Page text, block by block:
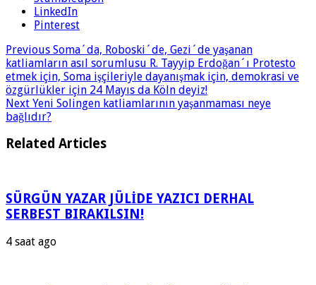
LinkedIn
Pinterest
Previous Soma´da, Roboski´de, Gezi´de yaşanan
katliamların asıl sorumlusu R. Tayyip Erdoğan´ı Protesto
etmek için, Soma işçileriyle dayanışmak için, demokrasi ve
özgürlükler için 24 Mayıs da Köln deyiz!
Next Yeni Solingen katliamlarının yaşanmaması neye
bağlıdır?
Related Articles
SÜRGÜN YAZAR JÜLİDE YAZICI DERHAL
SERBEST BIRAKILSIN!
4 saat ago